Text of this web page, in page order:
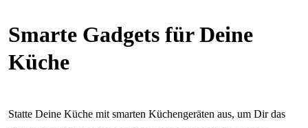
Smarte Gadgets für Deine
Küche
Statte Deine Küche mit smarten Küchengeräten aus, um Dir das